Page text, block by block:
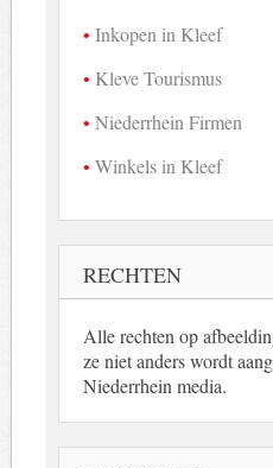
Inkopen in Kleef
Kleve Tourismus
Niederrhein Firmen
Winkels in Kleef
RECHTEN
Alle rechten op
ze niet anders wordt
Niederrhein media.